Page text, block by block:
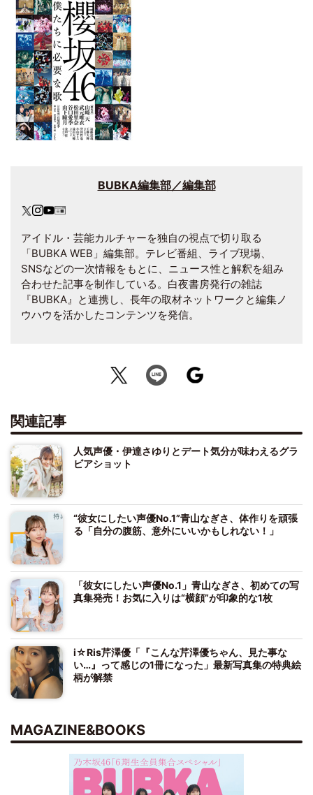
BUBKA編集部／編集部
アイドル・芸能カルチャーを独自の視点で切り取る
「BUBKA WEB」編集部。テレビ番組、ライブ現場、
SNSなどの一次情報をもとに、ニュース性と解釈を組み
合わせた記事を制作している。白夜書房発行の雑誌
『BUBKA』と連携し、長年の取材ネットワークと編集ノ
ウハウを活かしたコンテンツを発信。
関連記事
人気声優・伊達さゆりとデート気分が味わえるグラ
ビアショット
“彼女にしたい声優No.1”青山なぎさ、体作りを頑張
る「自分の腹筋、意外にいいかもしれない！」
「彼女にしたい声優No.1」青山なぎさ、初めての写
真集発売！お気に入りは“横顔”が印象的な1枚
i☆Ris芹澤優「『こんな芹澤優ちゃん、見た事な
い…』って感じの1冊になった」最新写真集の特典絵
柄が解禁
MAGAZINE&BOOKS